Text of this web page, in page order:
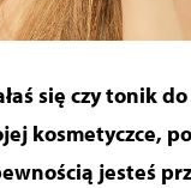
się czy tonik
kosmetyczce,
jesteś